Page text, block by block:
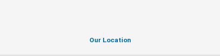
Our Location